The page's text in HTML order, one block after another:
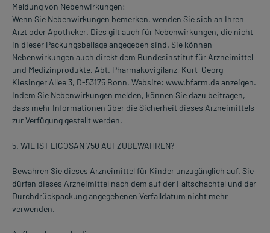
Meldung von Nebenwirkungen:
Wenn Sie Nebenwirkungen bemerken, wenden Sie sich an Ihren
Arzt oder Apotheker. Dies gilt auch für Nebenwirkungen, die nicht
in dieser Packungsbeilage angegeben sind. Sie können
Nebenwirkungen auch direkt dem Bundesinstitut für Arzneimittel
und Medizinprodukte, Abt. Pharmakovigilanz, Kurt-Georg-
Kiesinger Allee 3, D-53175 Bonn, Website: www.bfarm.de anzeigen.
Indem Sie Nebenwirkungen melden, können Sie dazu beitragen,
dass mehr Informationen über die Sicherheit dieses Arzneimittels
zur Verfügung gestellt werden.
5. WIE IST EICOSAN 750 AUFZUBEWAHREN?
Bewahren Sie dieses Arzneimittel für Kinder unzugänglich auf. Sie
dürfen dieses Arzneimittel nach dem auf der Faltschachtel und der
Durchdrückpackung angegebenen Verfalldatum nicht mehr
verwenden.